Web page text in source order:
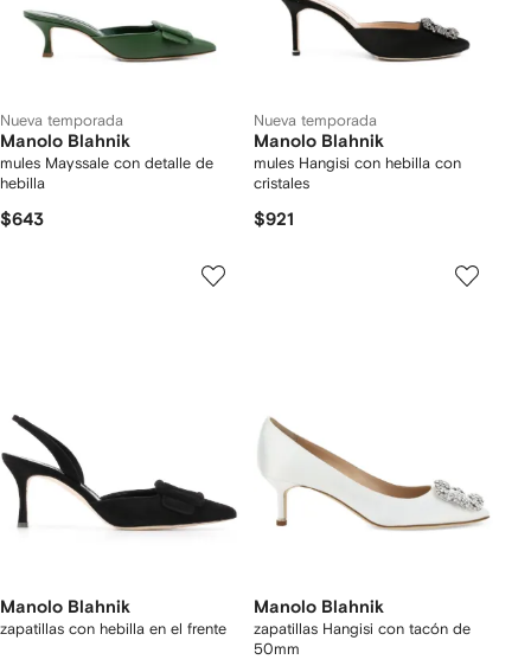
Nueva temporada
Manolo Blahnik
mules Mayssale con detalle de
hebilla
$643
Nueva temporada
Manolo Blahnik
mules Hangisi con hebilla con
cristales
$921
Manolo Blahnik
zapatillas con hebilla en el frente
Manolo Blahnik
zapatillas Hangisi con tacón de
50mm